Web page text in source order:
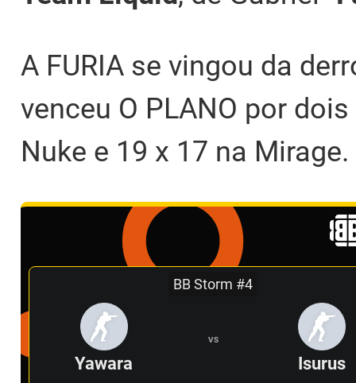
A FURIA se vingou da
venceu O PLANO por
Nuke e 19 x 17 na Mirage.
BB Storm #4
Yawara
VS
Isurus